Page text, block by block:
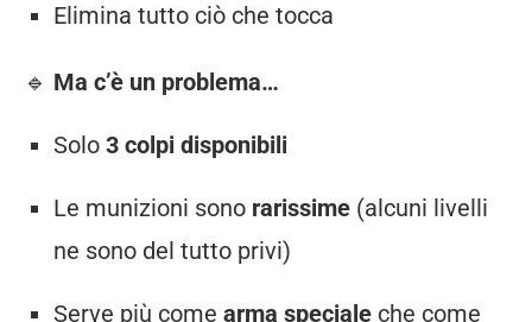
Elimina tutto ciò che tocca
🔹 Ma c’è un problema…
Solo 3 colpi disponibili
Le munizioni sono rarissime (alcuni livelli
ne sono del tutto privi)
Serve più come arma speciale che come